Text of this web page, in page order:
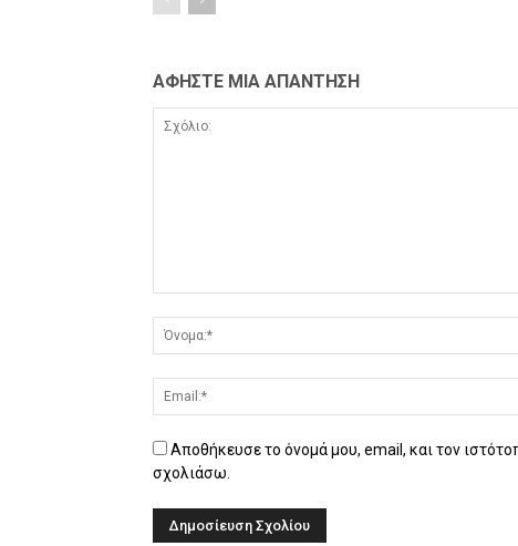
ΑΦΗΣΤΕ ΜΙΑ ΑΠΑΝΤΗΣΗ
Αποθήκευσε το όνομά μου, email, και τον
σχολιάσω.